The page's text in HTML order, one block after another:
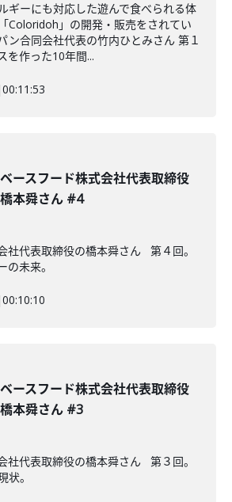
ギーにも対応した遊んで食べられる体
Coloridoh」の開発・販売をされてい
ン合同会社代表の竹内ひとみさん 第１
を作った10年間...
00:11:53
ベースフード株式会社代表取締役
橋本舜さん #4
社代表取締役の橋本舜さん 第４回。
の未来。
00:10:10
ベースフード株式会社代表取締役
橋本舜さん #3
社代表取締役の橋本舜さん 第３回。
状。